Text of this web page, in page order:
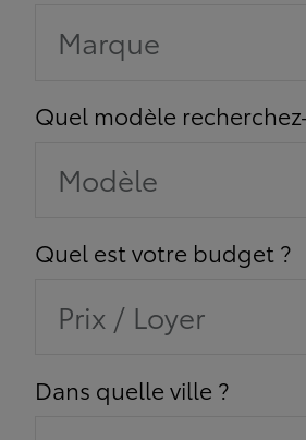
Marque
Quel modèle
Modèle
Quel est votre budget ?
Prix / Loyer
Dans quelle ville ?